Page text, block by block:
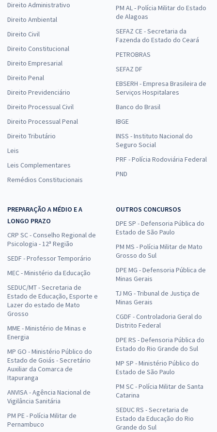
Direito Administrativo
Direito Ambiental
Direito Civil
Direito Constitucional
Direito Empresarial
Direito Penal
Direito Previdenciário
Direito Processual Civil
Direito Processual Penal
Direito Tributário
Leis
Leis Complementares
Remédios Constitucionais
PM AL - Polícia Militar do Estado
de Alagoas
SEFAZ CE - Secretaria da
Fazenda do Estado do Ceará
PETROBRAS
SEFAZ DF
EBSERH - Empresa Brasileira de
Serviços Hospitalares
Banco do Brasil
IBGE
INSS - Instituto Nacional do
Seguro Social
PRF - Polícia Rodoviária Federal
PND
PREPARAÇÃO A MÉDIO E A
LONGO PRAZO
CRP SC - Conselho Regional de
Psicologia - 12ª Região
SEDF - Professor Temporário
MEC - Ministério da Educação
SEDUC/MT - Secretaria de
Estado de Educação, Esporte e
Lazer do estado de Mato
Grosso
MME - Ministério de Minas e
Energia
MP GO - Ministério Público do
Estado de Goiás - Secretário
Auxiliar da Comarca de
Itapuranga
ANVISA - Agência Nacional de
Vigilância Sanitária
PM PE - Polícia Militar de
Pernambuco
OUTROS CONCURSOS
DPE SP - Defensoria Pública do
Estado de São Paulo
PM MS - Polícia Militar de Mato
Grosso do Sul
DPE MG - Defensoria Pública de
Minas Gerais
TJ MG - Tribunal de Justiça de
Minas Gerais
CGDF - Controladoria Geral do
Distrito Federal
DPE RS - Defensoria Pública do
Estado do Rio Grande do Sul
MP SP - Ministério Público do
Estado de São Paulo
PM SC - Polícia Militar de Santa
Catarina
SEDUC RS - Secretaria de
Estado da Educação do Rio
Grande do Sul